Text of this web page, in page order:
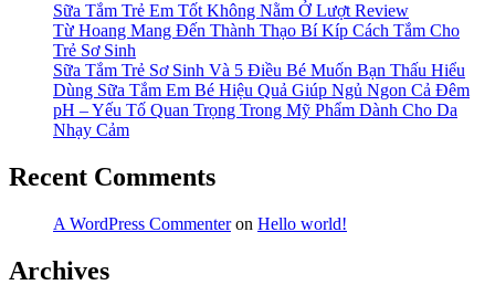
Sữa Tắm Trẻ Em Tốt Không Nằm Ở Lượt Review
Từ Hoang Mang Đến Thành Thạo Bí Kíp Cách Tắm Cho
Trẻ Sơ Sinh
Sữa Tắm Trẻ Sơ Sinh Và 5 Điều Bé Muốn Bạn Thấu Hiểu
Dùng Sữa Tắm Em Bé Hiệu Quả Giúp Ngủ Ngon Cả Đêm
pH – Yếu Tố Quan Trọng Trong Mỹ Phẩm Dành Cho Da
Nhạy Cảm
Recent Comments
A WordPress Commenteron Hello world!
Archives